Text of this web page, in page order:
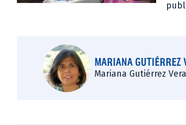
MARIANA GUTIÉRREZ
Mariana Gutiérrez